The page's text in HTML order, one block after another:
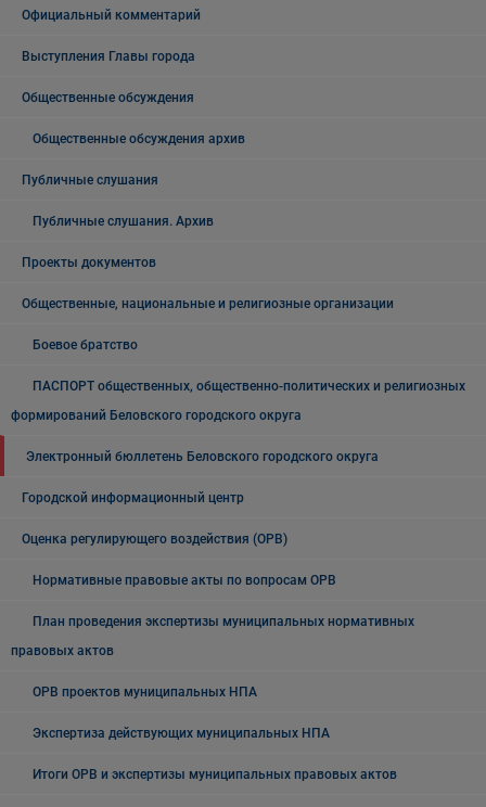
Официальный комментарий
Выступления Главы города
Общественные обсуждения
Общественные обсуждения архив
Публичные слушания
Публичные слушания. Архив
Проекты документов
Общественные, национальные и религиозные организации
Боевое братство
ПАСПОРТ общественных, общественно-политических и религиозных
формирований Беловского городского округа
Электронный бюллетень Беловского городского округа
Городской информационный центр
Оценка регулирующего воздействия (ОРВ)
Нормативные правовые акты по вопросам ОРВ
План проведения экспертизы муниципальных нормативных
правовых актов
ОРВ проектов муниципальных НПА
Экспертиза действующих муниципальных НПА
Итоги ОРВ и экспертизы муниципальных правовых актов